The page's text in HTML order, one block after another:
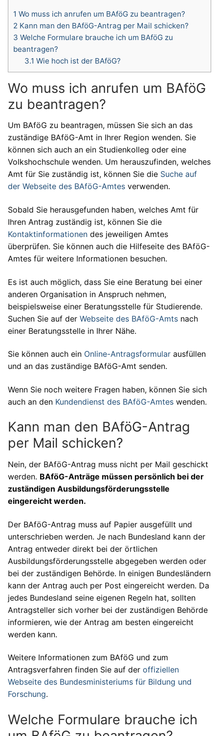
1 Wo muss ich anrufen um BAföG zu beantragen?
2 Kann man den BAföG-Antrag per Mail schicken?
3 Welche Formulare brauche ich um BAföG zu
beantragen?
3.1 Wie hoch ist der BAföG?
Wo muss ich anrufen um BAföG
zu beantragen?
Um BAföG zu beantragen, müssen Sie sich an das
zuständige BAföG-Amt in Ihrer Region wenden. Sie
können sich auch an ein Studienkolleg oder eine
Volkshochschule wenden. Um herauszufinden, welches
Amt für Sie zuständig ist, können Sie die Suche auf
der Webseite des BAföG-Amtes verwenden.
Sobald Sie herausgefunden haben, welches Amt für
Ihren Antrag zuständig ist, können Sie die
Kontaktinformationen des jeweiligen Amtes
überprüfen. Sie können auch die Hilfeseite des BAföG-
Amtes für weitere Informationen besuchen.
Es ist auch möglich, dass Sie eine Beratung bei einer
anderen Organisation in Anspruch nehmen,
beispielsweise einer Beratungsstelle für Studierende.
Suchen Sie auf der Webseite des BAföG-Amts nach
einer Beratungsstelle in Ihrer Nähe.
Sie können auch ein Online-Antragsformular ausfüllen
und an das zuständige BAföG-Amt senden.
Wenn Sie noch weitere Fragen haben, können Sie sich
auch an den Kundendienst des BAföG-Amtes wenden.
Kann man den BAföG-Antrag
per Mail schicken?
Nein, der BAföG-Antrag muss nicht per Mail geschickt
werden. BAföG-Anträge müssen persönlich bei der
zuständigen Ausbildungsförderungsstelle
eingereicht werden.
Der BAföG-Antrag muss auf Papier ausgefüllt und
unterschrieben werden. Je nach Bundesland kann der
Antrag entweder direkt bei der örtlichen
Ausbildungsförderungsstelle abgegeben werden oder
bei der zuständigen Behörde. In einigen Bundesländern
kann der Antrag auch per Post eingereicht werden. Da
jedes Bundesland seine eigenen Regeln hat, sollten
Antragsteller sich vorher bei der zuständigen Behörde
informieren, wie der Antrag am besten eingereicht
werden kann.
Weitere Informationen zum BAföG und zum
Antragsverfahren finden Sie auf der offiziellen
Webseite des Bundesministeriums für Bildung und
Forschung.
Welche Formulare brauche ich